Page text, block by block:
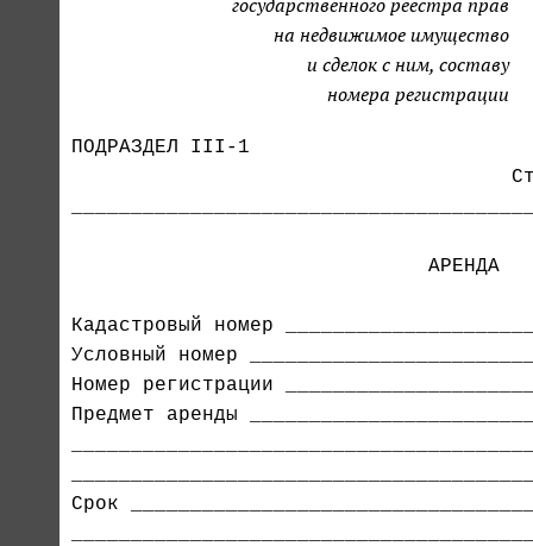
на недвижимое имущество
и сделок с ним, составу
номера регистрации
ПОДРАЗДЕЛ III-1
                              АРЕНДА
Кадастровый номер
Номер регистрации
Предмет аренды
Срок